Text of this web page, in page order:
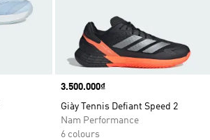
Price
3.500.000₫
Giày Tennis Defiant Speed 2
Nam Performance
6 colours